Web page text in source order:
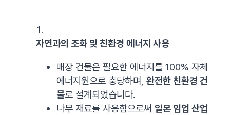
자연과의 조화 및 친환경 에너지 사용
매장 건물은 필요한 에너지를 100% 자체
에너지원으로 충당하며, 완전한 친환경 건
물로 설계되었습니다.
나무 재료를 사용함으로써 일본 임업 산업